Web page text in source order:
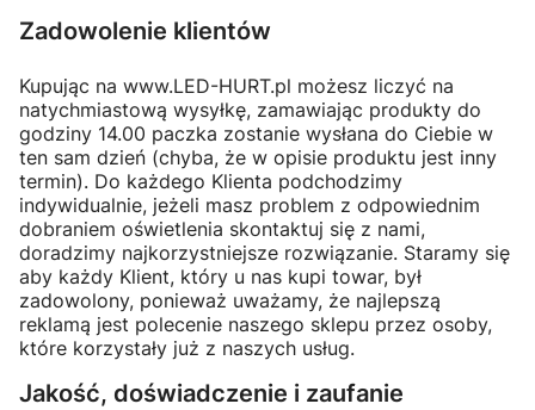
Zadowolenie klientów
Kupując na www.LED-HURT.pl możesz liczyć na
natychmiastową wysyłkę, zamawiając produkty do
godziny 14.00 paczka zostanie wysłana do Ciebie w
ten sam dzień (chyba, że w opisie produktu jest inny
termin). Do każdego Klienta podchodzimy
indywidualnie, jeżeli masz problem z odpowiednim
dobraniem oświetlenia skontaktuj się z nami,
doradzimy najkorzystniejsze rozwiązanie. Staramy się
aby każdy Klient, który u nas kupi towar, był
zadowolony, ponieważ uważamy, że najlepszą
reklamą jest polecenie naszego sklepu przez osoby,
które korzystały już z naszych usług.
Jakość, doświadczenie i zaufanie